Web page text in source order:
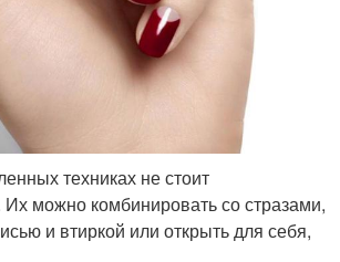
техниках не стоит
Их можно комбинировать со стразами,
и втиркой или открыть для себя,